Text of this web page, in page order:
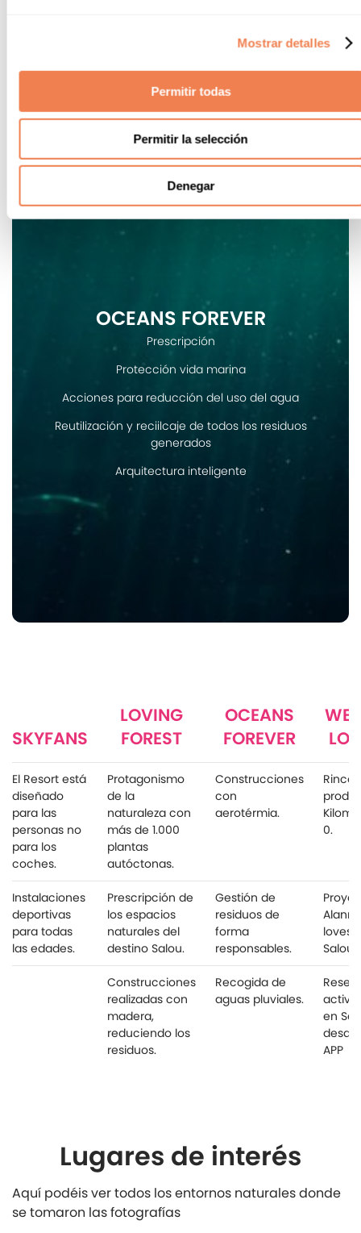
Mostrar detalles
Permitir todas
Permitir la selección
Denegar
OCEANS FOREVER
Prescripción
Protección vida marina
Acciones para reducción del uso del agua
Reutilización y reciilcaje de todos los residuos
generados
Arquitectura inteligente
SKYFANS
LOVING
FOREST
OCEANS
FOREVER
WE
El Resort está
diseñado
para las
personas no
para los
coches.
Protagonismo
de la
naturaleza con
más de 1.000
plantas
autóctonas.
Construcciones
con
aerotérmia.
0.
Instalaciones
deportivas
para todas
las edades.
Prescripción de
los espacios
naturales del
destino Salou.
Gestión de
residuos de
forma
responsables.
loves
Salou.
Construcciones
realizadas con
madera,
reduciendo los
residuos.
Recogida de
aguas pluviales.
en
desde
APP
Lugares de interés
Aquí podéis ver todos los entornos naturales donde
se tomaron las fotografías